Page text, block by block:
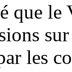
que
les